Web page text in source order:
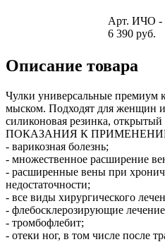
Арт. ИЧО -
6 390 руб.
Описание товара
Чулки универсальные премиум
мыском. Подходят для женщин
силиконовая резинка, открытый
ПОКАЗАНИЯ К
- варикозная болезнь;
- множественное расширение
- расширенные вены при
недостаточности;
- все виды хирургического
- флебосклерозирующие
- тромбофлебит;
- отеки ног, в том числе после